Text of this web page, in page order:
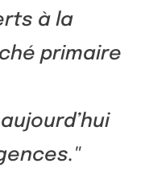
à la
primaire